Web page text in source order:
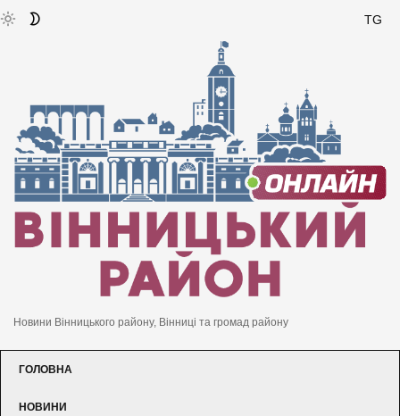
TG
Новини Вінницького району, Вінниці та громад району
ГОЛОВНА
НОВИНИ